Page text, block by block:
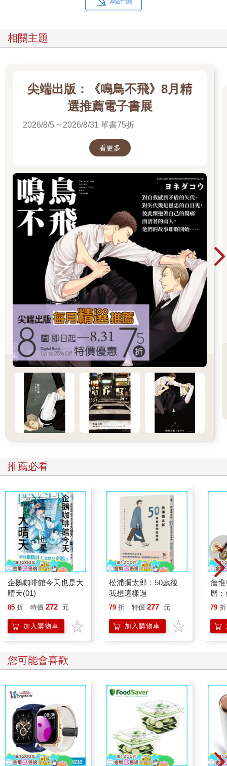
相關主題
尖端出版：《鳴鳥不飛》8月精
選推薦電子書展
2026/8/5 ~ 2026/8/31 單書75折
看更多
推薦必看
企鵝咖啡館今天也是大
晴天(01)
85 折 特價 272 元
加入購物車
松浦彌太郎：50歲後
我想這樣過
79 折 特價 277 元
加入購物車
詹惟
曆
運
錢
79 折
您可能會喜歡